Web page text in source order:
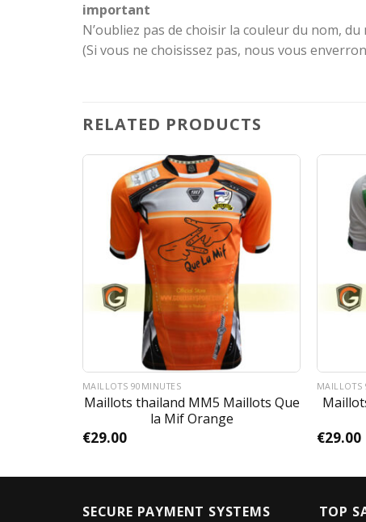
important
N’oubliez pas de choisir la couleur du nom,
(Si vous ne choisissez pas, nous vous
RELATED PRODUCTS
MAILLOTS 90MINUTES
Maillots thailand MM5 Maillots Que
la Mif Orange
€29.00
MAILLOTS
€29.00
SECURE PAYMENT SYSTEMS TOP